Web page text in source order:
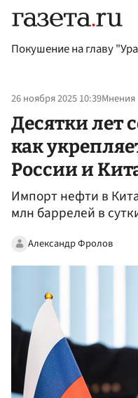
Покушение на главу
26 ноября 2025 10:39Мнения
Десятки лет
как
России и
Импорт нефти в
млн баррелей в
Александр Фролов